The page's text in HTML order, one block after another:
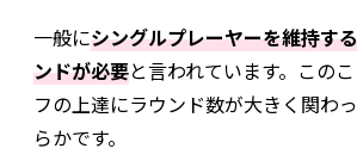
一般にシングルプレーヤーを維持す
ンドが必要と言われています。この
フの上達にラウンド数が大きく関わ
らかです。